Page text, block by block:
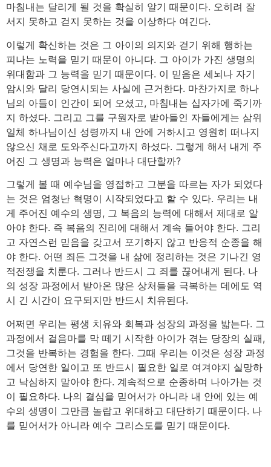
마침내는 달리게 될 것을 확실히 알기 때문이다. 오히려 잘
서지 못하고 걷지 못하는 것을 이상하다 여긴다.
이렇게 확신하는 것은 그 아이의 의지와 걷기 위해 행하는
피나는 노력을 믿기 때문이 아니다. 그 아이가 가진 생명의
위대함과 그 능력을 믿기 때문이다. 이 믿음은 세뇌나 자기
암시와 달리 당연시되는 사실에 근거한다. 마찬가지로 하나
님의 아들이 인간이 되어 오셨고, 마침내는 십자가에 죽기까
지 하셨다. 그리고 그를 구원자로 받아들인 자들에게는 삼위
일체 하나님이신 성령까지 내 안에 거하시고 영원히 떠나지
않으신 채로 도와주신다고까지 하셨다. 그렇게 해서 내게 주
어진 그 생명과 능력은 얼마나 대단할까?
그렇게 볼 때 예수님을 영접하고 그분을 따르는 자가 되었다
는 것은 엄청난 혁명이 시작되었다고 할 수 있다. 우리는 내
게 주어진 예수의 생명, 그 복음의 능력에 대해서 제대로 알
아야 한다. 즉 복음의 진리에 대해서 계속 들어야 한다. 그리
고 자연스런 믿음을 갖고서 포기하지 않고 반응적 순종을 해
야 한다. 어떤 죄든 그것을 내 삶에 정리하는 것은 기나긴 영
적전쟁을 치룬다. 그러나 반드시 그 죄를 끊어내게 된다. 나
의 성장 과정에서 받아온 많은 상처들을 극복하는 데에도 역
시 긴 시간이 요구되지만 반드시 치유된다.
어쩌면 우리는 평생 치유와 회복과 성장의 과정을 밟는다. 그
과정에서 걸음마를 막 떼기 시작한 아이가 겪는 당장의 실패,
그것을 반복하는 경험을 한다. 그때 우리는 이것은 성장 과정
에서 당연한 일이고 또 반드시 필요한 일로 여겨야지 실망하
고 낙심하지 말아야 한다. 계속적으로 순종하며 나아가는 것
이 필요하다. 나의 결심을 믿어서가 아니라 내 안에 있는 예
수의 생명이 그만큼 놀랍고 위대하고 대단하기 때문이다. 나
를 믿어서가 아니라 예수 그리스도를 믿기 때문이다.